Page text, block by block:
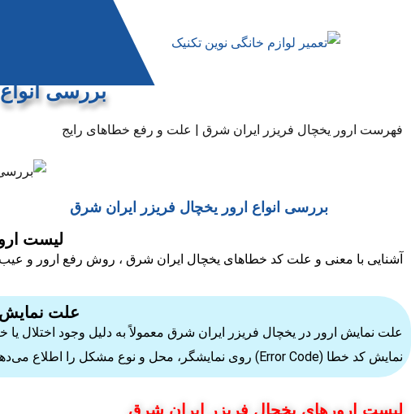
بررسی
فهرست ارور یخچال فریزر ایران شرق | علت و رفع خطاهای رایج
بررسی انواع ارور یخچال فریزر ایران شرق
لیست
آشنایی با معنی و علت کد خطاهای یخچال ایران شرق ، روش رفع ارور و
علت نمایش
علت نمایش ارور در یخچال فریزر ایران شرق معمولاً به دلیل وجود اختلال
نمایش کد خطا (Error Code) روی نمایشگر، محل و نوع مشکل را اطلاع می‌دهد تا تعمیرکار یا کاربر بتواند سریع‌تر آن را شناسایی کند.
لیست ارورهای یخچال فریزر ایران شرق